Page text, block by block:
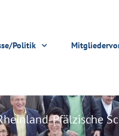
Politik
Pfälzische